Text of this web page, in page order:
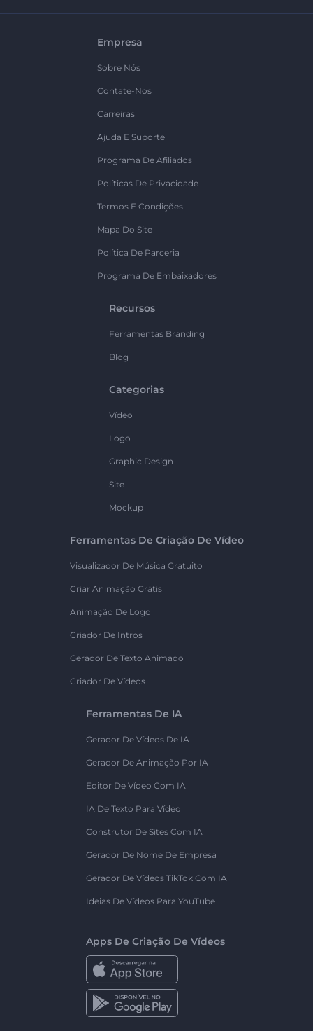
Empresa
Sobre Nós
Contate-Nos
Carreiras
Ajuda E Suporte
Programa De Afiliados
Políticas De Privacidade
Termos E Condições
Mapa Do Site
Política De Parceria
Programa De Embaixadores
Recursos
Ferramentas Branding
Blog
Categorias
Vídeo
Logo
Graphic Design
Site
Mockup
Ferramentas De Criação De Vídeo
Visualizador De Música Gratuito
Criar Animação Grátis
Animação De Logo
Criador De Intros
Gerador De Texto Animado
Criador De Vídeos
Ferramentas De IA
Gerador De Vídeos De IA
Gerador De Animação Por IA
Editor De Vídeo Com IA
IA De Texto Para Vídeo
Construtor De Sites Com IA
Gerador De Nome De Empresa
Gerador De Vídeos TikTok Com IA
Ideias De Vídeos Para YouTube
Apps De Criação De Vídeos